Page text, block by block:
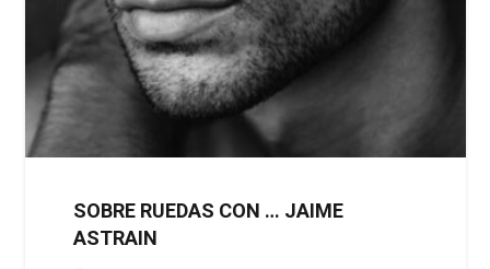
SOBRE RUEDAS CON … JAIME
ASTRAIN